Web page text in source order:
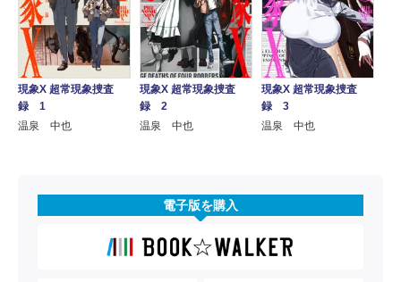
現象X 超常現象捜査
録 1
温泉 中也
現象X 超常現象捜査
録 2
温泉 中也
現象X 超常現象捜査
録 3
温泉 中也
電子版を購入